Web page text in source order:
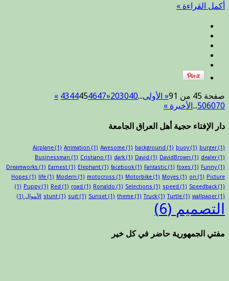
أكمل القراءة »
صفحة 45 من 91 « الأولى...
203040
«
4344454647
»
506070
...الأخيرة »
دار الإفتاء حجية أهل العراق الجامعة
Airplane (1) Animation (1) Awesome (1) background (1) buoy (1) burger (1)
Businessman (1) Cristiano (1) dark(1) David (1) DavidBrown (1) dealer (1)
Dreamworks (1) Earnest (1) Elephant (1) facebook(1) Fantastic (1) foxes (1) Funny (1)
Hopes (1) life (1) Modern (1) motocross (1) Motorbike (1) Moyes (1) on (1) Picture
(1) Puppy (1) Red (1) road (1) Ronaldo (1) Selections (1) speed (1) Speedback(1)
stunt (1) suit (1) Sunset (1) theme (1) Truck(1) Turtle (1) wallpaper (1) الأموال (1)
التصميم (6)
مفتي الجمهورية حاضر في كل خير